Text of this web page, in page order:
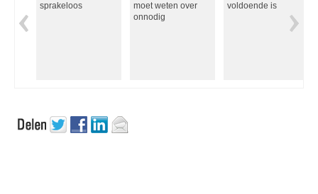
sprakeloos
moet weten over
onnodig
voldoende is